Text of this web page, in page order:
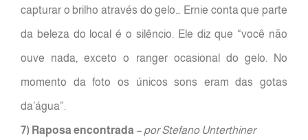
capturar o brilho através do gelo… Ernie conta que parte
da beleza do local é o silêncio. Ele diz que “você não
ouve nada, exceto o ranger ocasional do gelo. No
momento da foto os únicos sons eram das gotas
da’água”.
7) Raposa encontrada – por Stefano Unterthiner